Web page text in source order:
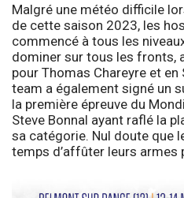
Malgré une météo difficile
de cette saison 2023, les
commencé à tous les
dominer sur tous les fronts,
pour Thomas Chareyre et en
team a également signé un
la première épreuve du
Steve Bonnal ayant raflé la
sa catégorie. Nul doute que
temps d’affûter leurs armes